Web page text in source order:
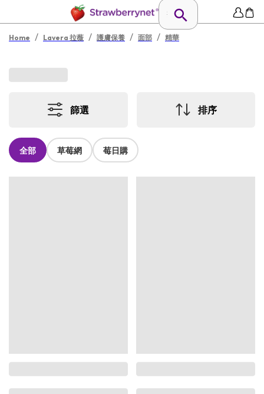
Home / Lavera 拉薇 / 護膚保養 / 面部 / 精華
篩選 排序
全部 草莓網 莓日購